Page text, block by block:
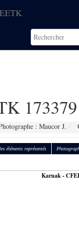
173379
: Maucor J.
éléments représentés